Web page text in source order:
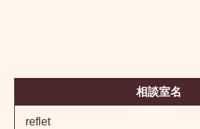
相談室名
reflet